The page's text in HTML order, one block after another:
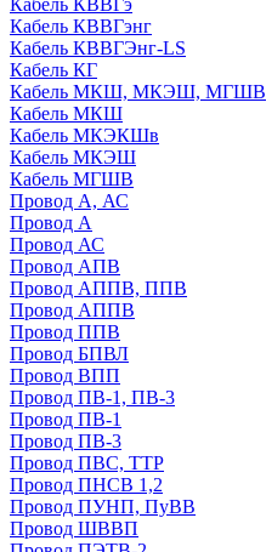
Кабель КВВГэ
Кабель КВВГэнг
Кабель КВВГЭнг-LS
Кабель КГ
Кабель МКШ, МКЭШ, МГШВ
Кабель МКШ
Кабель МКЭКШв
Кабель МКЭШ
Кабель МГШВ
Провод А, АС
Провод А
Провод АС
Провод АПВ
Провод АППВ, ППВ
Провод АППВ
Провод ППВ
Провод БПВЛ
Провод ВПП
Провод ПВ-1, ПВ-3
Провод ПВ-1
Провод ПВ-3
Провод ПВС, ТТР
Провод ПНСВ 1,2
Провод ПУНП, ПуВВ
Провод ШВВП